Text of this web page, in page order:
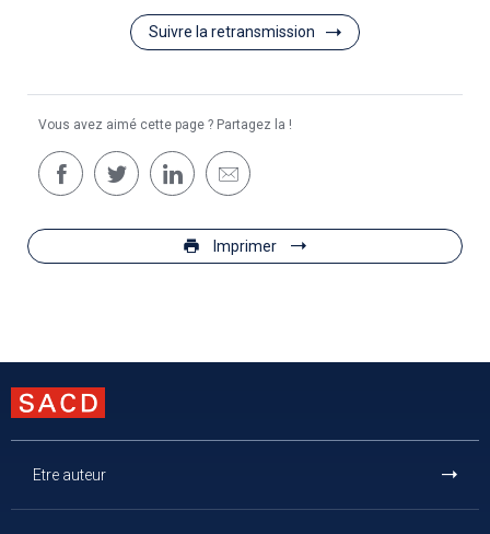
Suivre la retransmission
Vous avez aimé cette page ? Partagez la !
Imprimer
Etre auteur